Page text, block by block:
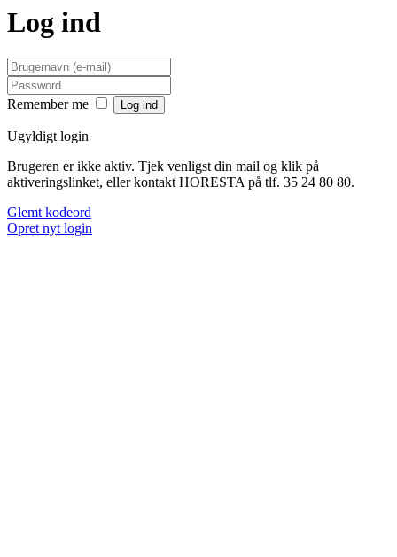
Log ind
Remember me
Ugyldigt login
Brugeren er ikke aktiv. Tjek venligst din mail og klik på
aktiveringslinket, eller kontakt HORESTA på tlf. 35 24 80 80.
Glemt kodeord
Opret nyt login